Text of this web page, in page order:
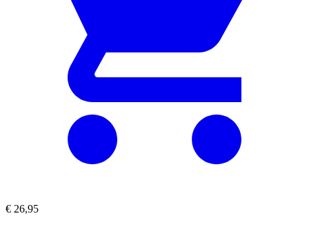
€ 26,95